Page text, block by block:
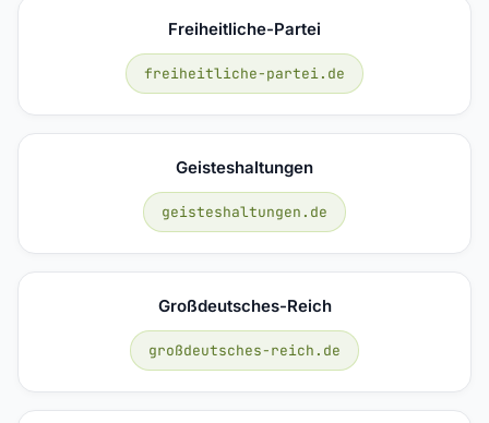
Freiheitliche-Partei
freiheitliche-partei.de
Geisteshaltungen
geisteshaltungen.de
Großdeutsches-Reich
großdeutsches-reich.de